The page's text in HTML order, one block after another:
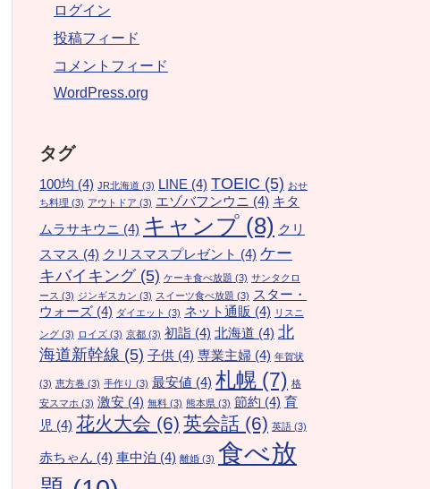
ログイン
投稿フィード
コメントフィード
WordPress.org
タグ
100均 (4) JR北海道 (3) LINE (4) TOEIC (5) おせ
ち料理 (3) アウトドア (3) エゾバフンウニ (4) キタ
ムラサキウニ (4) キャンプ (8) クリ
スマス (4) クリスマスプレゼント (4) ケー
キバイキング(5) ケーキ食べ放題 (3) サンタクロ
ース (3) ジンギスカン (3) スイーツ食べ放題 (3) スター・
ウォーズ (4) ダイエット (3) ネット通販 (4) リスニ
ング (3) ロイズ (3) 京都 (3) 初詣 (4) 北海道 (4) 北
海道新幹線 (5) 子供 (4) 専業主婦 (4) 年賀状
(3) 恵方巻 (3) 手作り (3) 最安値 (4) 札幌 (7) 格
安スマホ (3) 激安 (4) 無料 (3) 熊本県 (3) 節約 (4) 育
児 (4) 花火大会 (6) 英会話 (6) 英語 (3)
赤ちゃん (4) 車中泊 (4) 離婚 (3) 食べ放